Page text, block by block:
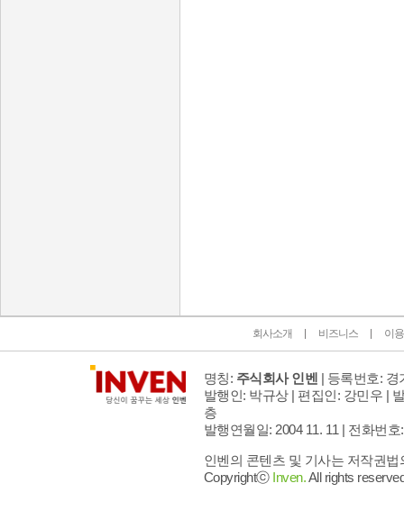
회사소개 비즈니스 이
명칭: 주식회사 인벤 | 등록번호: 경
발행인: 박규상 | 편집인: 강민우 |
층
발행연월일: 2004 11. 11 | 전화번호
인벤의 콘텐츠 및 기사는 저작권
Copyrightⓒ Inven.All rights